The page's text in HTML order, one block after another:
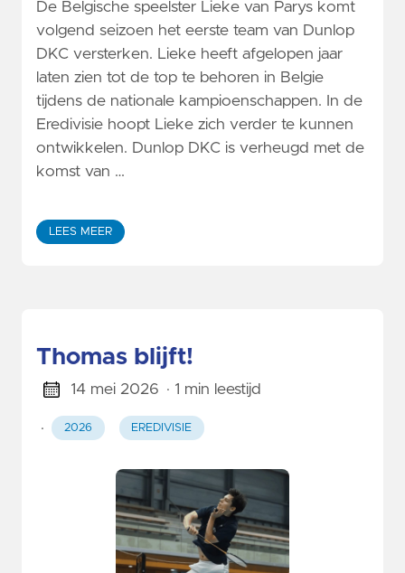
De Belgische speelster Lieke van Parys komt
volgend seizoen het eerste team van Dunlop
DKC versterken. Lieke heeft afgelopen jaar
laten zien tot de top te behoren in Belgie
tijdens de nationale kampioenschappen. In de
Eredivisie hoopt Lieke zich verder te kunnen
ontwikkelen. Dunlop DKC is verheugd met de
komst van …
LEES MEER
Thomas blijft!
14 mei 2026 · 1 min leestijd
· 2026 EREDIVISIE